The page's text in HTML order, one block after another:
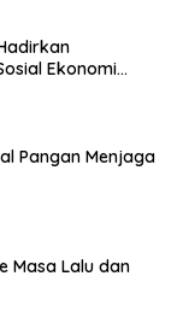
Ekonomi
Pangan Menjaga
Masa Lalu dan